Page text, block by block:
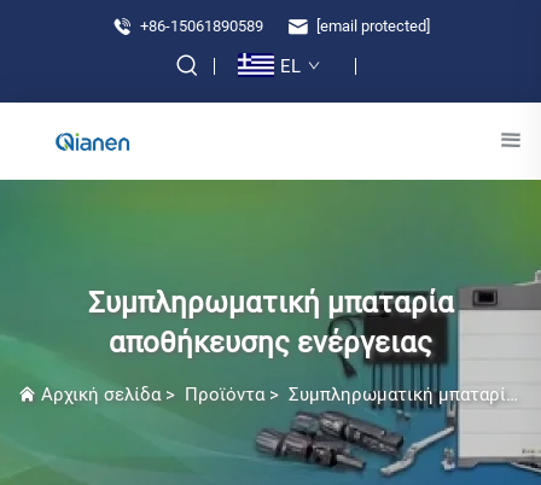
+86-15061890589 [email protected]
EL
Συμπληρωματική μπαταρία
αποθήκευσης ενέργειας
Αρχική σελίδα> Προϊόντα> Συμπληρωματική μπαταρία αποθήκευσης ενέργειας